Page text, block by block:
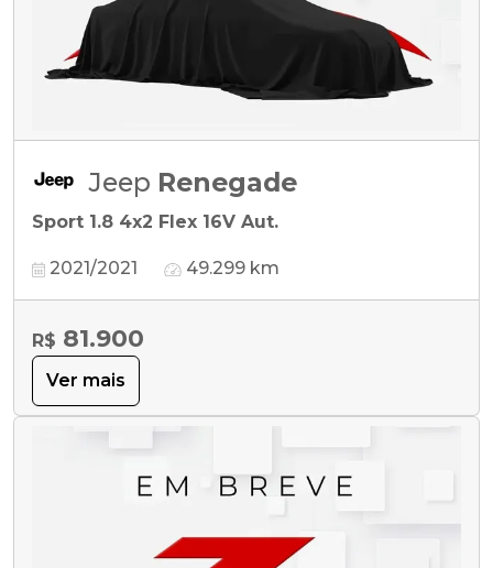
Jeep Renegade
Sport 1.8 4x2 Flex 16V Aut.
2021/2021 49.299 km
R$ 81.900
Ver mais